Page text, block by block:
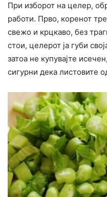
При изборот на целер,
работи. Прво, коренот
свежо и крцкаво, без
стои, целерот ја губи
затоа не купувајте
сигурни дека листовите